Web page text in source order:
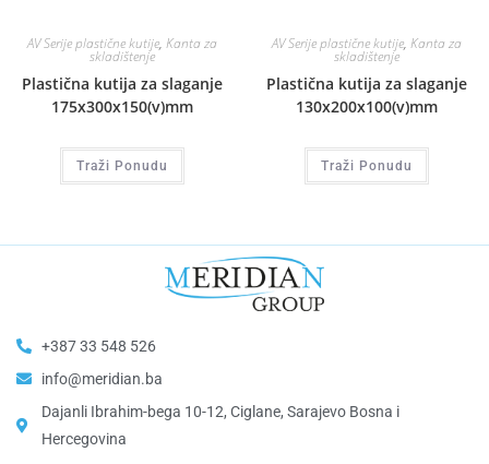
AV Serije plastične kutije, Kanta za
skladištenje
Plastična kutija za slaganje
175x300x150(v)mm
Traži Ponudu
AV Serije plastične kutije, Kanta za
skladištenje
Plastična kutija za slaganje
130x200x100(v)mm
Traži Ponudu
+387 33 548 526
info@meridian.ba
Dajanli Ibrahim-bega 10-12, Ciglane, Sarajevo Bosna i
Hercegovina​